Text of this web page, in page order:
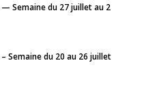
Semaine du 27 juillet au 2
Semaine du 20 au 26 juillet